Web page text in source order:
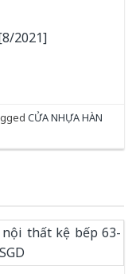
2021]
CỬA NHỰA HÀN